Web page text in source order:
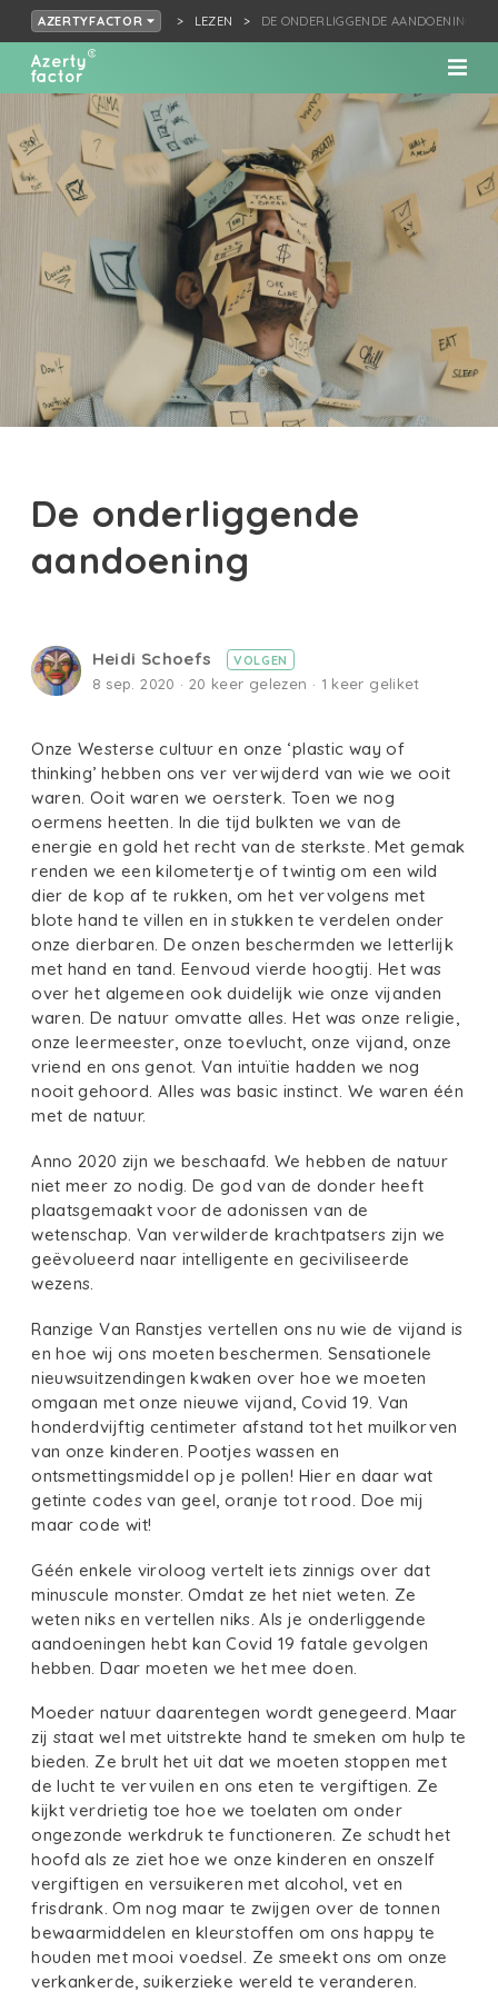
AZERTYFACTOR LEZEN DE ONDERLIGGENDE AANDOENING
De onderliggende
aandoening
Heidi Schoefs VOLGEN
8 sep. 2020 · 20 keer gelezen · 1 keer geliket
Onze Westerse cultuur en onze ‘plastic way of
thinking’ hebben ons ver verwijderd van wie we ooit
waren. Ooit waren we oersterk. Toen we nog
oermens heetten. In die tijd bulkten we van de
energie en gold het recht van de sterkste. Met gemak
renden we een kilometertje of twintig om een wild
dier de kop af te rukken, om het vervolgens met
blote hand te villen en in stukken te verdelen onder
onze dierbaren. De onzen beschermden we letterlijk
met hand en tand. Eenvoud vierde hoogtij. Het was
over het algemeen ook duidelijk wie onze vijanden
waren. De natuur omvatte alles. Het was onze religie,
onze leermeester, onze toevlucht, onze vijand, onze
vriend en ons genot. Van intuïtie hadden we nog
nooit gehoord. Alles was basic instinct. We waren één
met de natuur.
Anno 2020 zijn we beschaafd. We hebben de natuur
niet meer zo nodig. De god van de donder heeft
plaatsgemaakt voor de adonissen van de
wetenschap. Van verwilderde krachtpatsers zijn we
geëvolueerd naar intelligente en geciviliseerde
wezens.
Ranzige Van Ranstjes vertellen ons nu wie de vijand is
en hoe wij ons moeten beschermen. Sensationele
nieuwsuitzendingen kwaken over hoe we moeten
omgaan met onze nieuwe vijand, Covid 19. Van
honderdvijftig centimeter afstand tot het muilkorven
van onze kinderen. Pootjes wassen en
ontsmettingsmiddel op je pollen! Hier en daar wat
getinte codes van geel, oranje tot rood. Doe mij
maar code wit!
Géén enkele viroloog vertelt iets zinnigs over dat
minuscule monster. Omdat ze het niet weten. Ze
weten niks en vertellen niks. Als je onderliggende
aandoeningen hebt kan Covid 19 fatale gevolgen
hebben. Daar moeten we het mee doen.
Moeder natuur daarentegen wordt genegeerd. Maar
zij staat wel met uitstrekte hand te smeken om hulp te
bieden. Ze brult het uit dat we moeten stoppen met
de lucht te vervuilen en ons eten te vergiftigen. Ze
kijkt verdrietig toe hoe we toelaten om onder
ongezonde werkdruk te functioneren. Ze schudt het
hoofd als ze ziet hoe we onze kinderen en onszelf
vergiftigen en versuikeren met alcohol, vet en
frisdrank. Om nog maar te zwijgen over de tonnen
bewaarmiddelen en kleurstoffen om ons happy te
houden met mooi voedsel. Ze smeekt ons om onze
verkankerde, suikerzieke wereld te veranderen.